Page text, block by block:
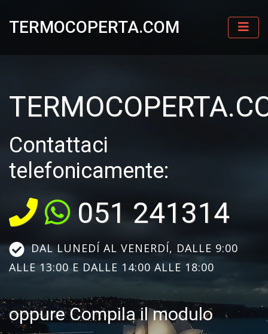
TERMOCOPERTA.COM
Contattaci
telefonicamente:
051 241314
DAL LUNEDÍ AL VENERDÍ, DALLE 9:00
ALLE 13:00 E DALLE 14:00 ALLE 18:00
oppure Compila il modulo